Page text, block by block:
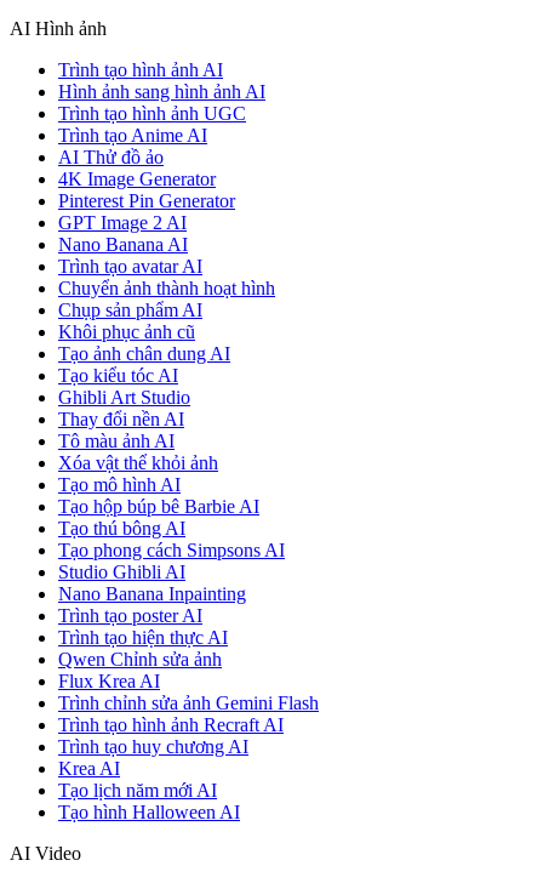
AI Hình ảnh
Trình tạo hình ảnh AI
Hình ảnh sang hình ảnh AI
Trình tạo hình ảnh UGC
Trình tạo Anime AI
AI Thử đồ ảo
4K Image Generator
Pinterest Pin Generator
GPT Image 2 AI
Nano Banana AI
Trình tạo avatar AI
Chuyển ảnh thành hoạt hình
Chụp sản phẩm AI
Khôi phục ảnh cũ
Tạo ảnh chân dung AI
Tạo kiểu tóc AI
Ghibli Art Studio
Thay đổi nền AI
Tô màu ảnh AI
Xóa vật thể khỏi ảnh
Tạo mô hình AI
Tạo hộp búp bê Barbie AI
Tạo thú bông AI
Tạo phong cách Simpsons AI
Studio Ghibli AI
Nano Banana Inpainting
Trình tạo poster AI
Trình tạo hiện thực AI
Qwen Chỉnh sửa ảnh
Flux Krea AI
Trình chỉnh sửa ảnh Gemini Flash
Trình tạo hình ảnh Recraft AI
Trình tạo huy chương AI
Krea AI
Tạo lịch năm mới AI
Tạo hình Halloween AI
AI Video